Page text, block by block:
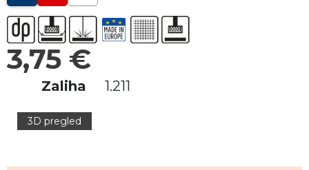
3,75 €
Zaliha 1.211
3D pregled